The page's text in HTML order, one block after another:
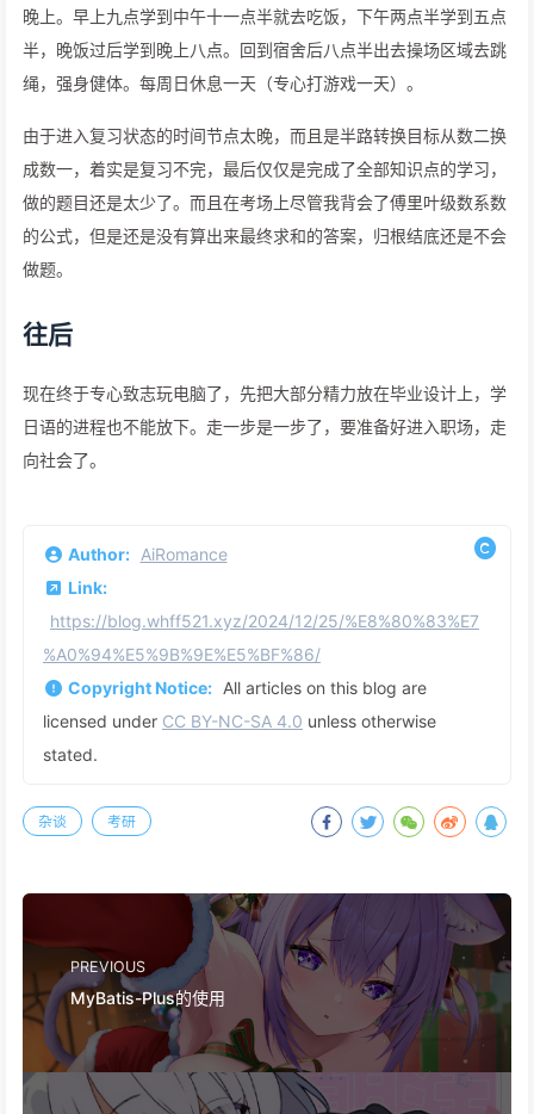
晚上。早上九点学到中午十一点半就去吃饭，下午两点半学到五点
半，晚饭过后学到晚上八点。回到宿舍后八点半出去操场区域去跳
绳，强身健体。每周日休息一天（专心打游戏一天）。
由于进入复习状态的时间节点太晚，而且是半路转换目标从数二换
成数一，着实是复习不完，最后仅仅是完成了全部知识点的学习，
做的题目还是太少了。而且在考场上尽管我背会了傅里叶级数系数
的公式，但是还是没有算出来最终求和的答案，归根结底还是不会
做题。
往后
现在终于专心致志玩电脑了，先把大部分精力放在毕业设计上，学
日语的进程也不能放下。走一步是一步了，要准备好进入职场，走
向社会了。
Author: AiRomance
Link:
https://blog.whff521.xyz/2024/12/25/%E8%80%83%E7
%A0%94%E5%9B%9E%E5%BF%86/
Copyright Notice: All articles on this blog are
licensed under CC BY-NC-SA 4.0 unless otherwise
stated.
杂谈 考研
PREVIOUS
MyBatis-Plus的使用